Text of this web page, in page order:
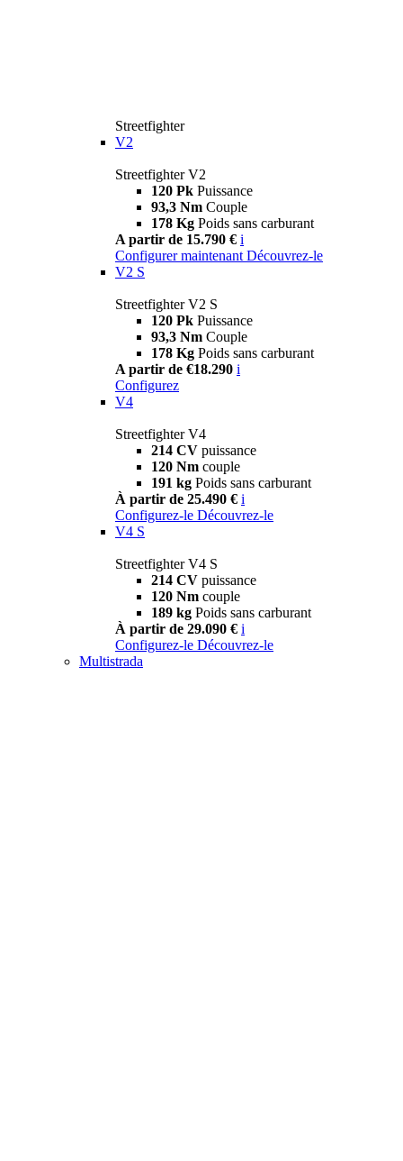
Streetfighter
V2
Streetfighter V2
120 Pk Puissance
93,3 Nm Couple
178 Kg Poids sans carburant
A partir de 15.790 € i
Configurer maintenant Découvrez-le
V2 S
Streetfighter V2 S
120 Pk Puissance
93,3 Nm Couple
178 Kg Poids sans carburant
A partir de €18.290 i
Configurez
V4
Streetfighter V4
214 CV puissance
120 Nm couple
191 kg Poids sans carburant
À partir de 25.490 € i
Configurez-le Découvrez-le
V4 S
Streetfighter V4 S
214 CV puissance
120 Nm couple
189 kg Poids sans carburant
À partir de 29.090 € i
Configurez-le Découvrez-le
Multistrada